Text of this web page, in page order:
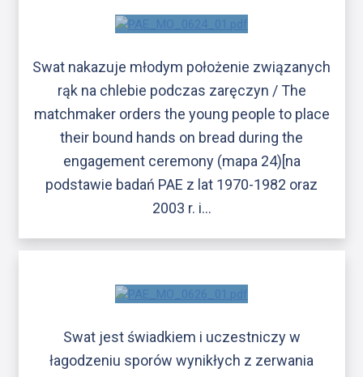
Swat nakazuje młodym położenie związanych
rąk na chlebie podczas zaręczyn / The
matchmaker orders the young people to place
their bound hands on bread during the
engagement ceremony (mapa 24)[na
podstawie badań PAE z lat 1970-1982 oraz
2003 r. i…
Swat jest świadkiem i uczestniczy w
łagodzeniu sporów wynikłych z zerwania